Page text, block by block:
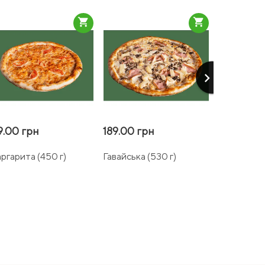
keyboard_arrow_right
грн
(450 г)
shopping_cart
189.00 грн
Гавайська (530 г)
shopping_cart